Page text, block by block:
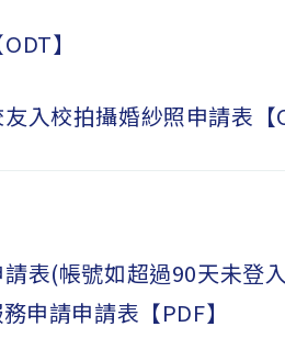
】
入校拍攝婚紗照申請表【
表(帳號如超過90天未登
申請申請表【PDF】